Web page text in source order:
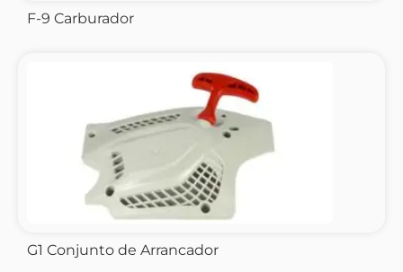
F-9 Carburador
G1 Conjunto de Arrancador